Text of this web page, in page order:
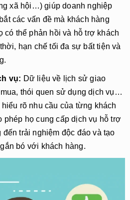
xã hội…) giúp doanh nghiệp
các vấn đề mà khách hàng
có thể phản hồi và hỗ trợ khách
hạn chế tối đa sự bất tiện và
vụ: Dữ liệu về lịch sử giao
thói quen sử dụng dịch vụ…
rõ nhu cầu của từng khách
phép họ cung cấp dịch vụ hỗ trợ
đến trải nghiệm độc đáo và tạo
bó với khách hàng.